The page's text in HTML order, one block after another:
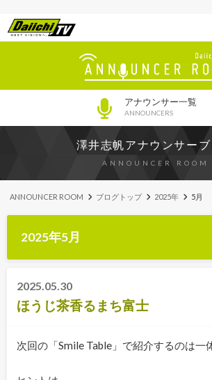
アナウンサー一覧
ANNOUNCERS
澤井志帆アナウンサー
ANNOUNCER ROOM
ANNOUNCER ROOM ブログトップ 2025年 5月
2025年5月
2025.05.30
ほうじ茶香るまち富士
次回の「Smile Table」で紹介するのは一